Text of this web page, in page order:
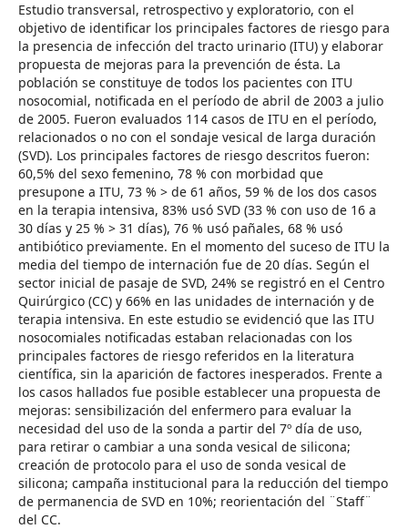
Estudio transversal, retrospectivo y exploratorio, con el
objetivo de identificar los principales factores de riesgo para
la presencia de infección del tracto urinario (ITU) y elaborar
propuesta de mejoras para la prevención de ésta. La
población se constituye de todos los pacientes con ITU
nosocomial, notificada en el período de abril de 2003 a julio
de 2005. Fueron evaluados 114 casos de ITU en el período,
relacionados o no con el sondaje vesical de larga duración
(SVD). Los principales factores de riesgo descritos fueron:
60,5% del sexo femenino, 78 % con morbidad que
presupone a ITU, 73 % > de 61 años, 59 % de los dos casos
en la terapia intensiva, 83% usó SVD (33 % con uso de 16 a
30 días y 25 % > 31 días), 76 % usó pañales, 68 % usó
antibiótico previamente. En el momento del suceso de ITU la
media del tiempo de internación fue de 20 días. Según el
sector inicial de pasaje de SVD, 24% se registró en el Centro
Quirúrgico (CC) y 66% en las unidades de internación y de
terapia intensiva. En este estudio se evidenció que las ITU
nosocomiales notificadas estaban relacionadas con los
principales factores de riesgo referidos en la literatura
científica, sin la aparición de factores inesperados. Frente a
los casos hallados fue posible establecer una propuesta de
mejoras: sensibilización del enfermero para evaluar la
necesidad del uso de la sonda a partir del 7º día de uso,
para retirar o cambiar a una sonda vesical de silicona;
creación de protocolo para el uso de sonda vesical de
silicona; campaña institucional para la reducción del tiempo
de permanencia de SVD en 10%; reorientación del ¨Staff¨
del CC.